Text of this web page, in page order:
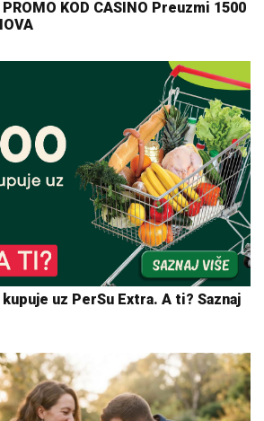
kupuje uz PerSu Extra. A ti? Saznaj